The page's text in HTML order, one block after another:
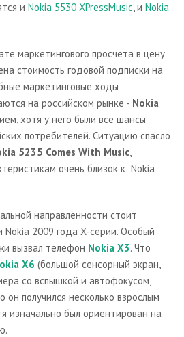
и Nokia 5530 XPressMusic, и Nokia
маркетингового просчета в цену
стоимость годовой подписки на
маркетинговые ходы
на российском рынке - Nokia
хотя у него были все шансы
потребителей. Ситуацию спасло
5235 Comes With Music,
очень близок к Nokia
направленности стоит
2009 года X-серии. Особый
вызвал телефон Nokia X3. Что
X6 (большой сенсорный экран,
со вспышкой и автофокусом,
получился несколько взрослым
изначально был ориентирован на